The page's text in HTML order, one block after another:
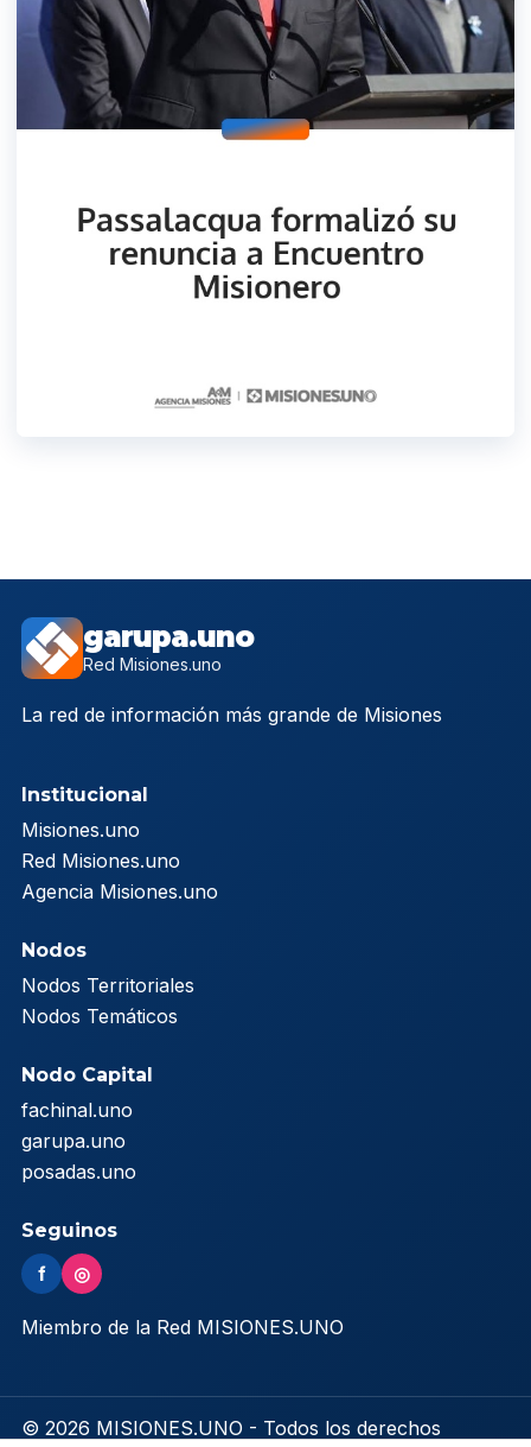
garupa.uno
Red Misiones.uno
La red de información más grande de Misiones
Institucional
Misiones.uno
Red Misiones.uno
Agencia Misiones.uno
Nodos
Nodos Territoriales
Nodos Temáticos
Nodo Capital
fachinal.uno
garupa.uno
posadas.uno
Seguinos
f ◎
Miembro de la Red MISIONES.UNO
© 2026 MISIONES.UNO - Todos los derechos